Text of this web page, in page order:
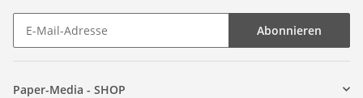
Abonnieren
Paper-Media - SHOP